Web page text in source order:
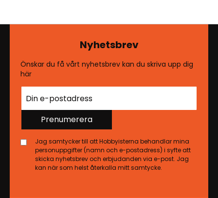
Nyhetsbrev
Önskar du få vårt nyhetsbrev kan du skriva upp dig
här
Prenumerera
Jag samtycker till att Hobbyisterna behandlar mina
personuppgifter (namn och e-postadress) i syfte att
skicka nyhetsbrev och erbjudanden via e-post. Jag
kan när som helst återkalla mitt samtycke.